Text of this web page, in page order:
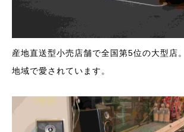
産地直送型小売店舗で全国第5位の大型店
地域で愛されています。